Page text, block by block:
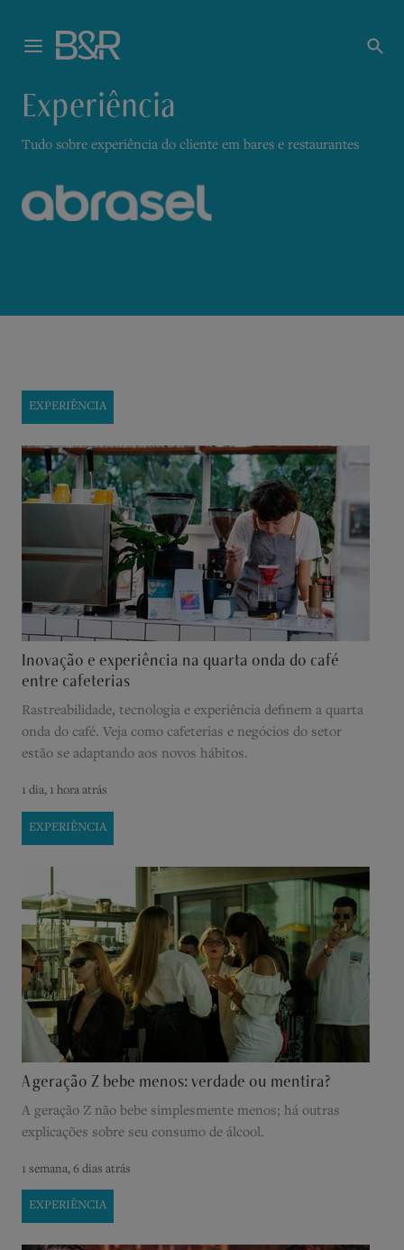
Experiência
Tudo sobre experiência do cliente em bares e restaurantes
EXPERIÊNCIA
Inovação e experiência na quarta onda do café
entre cafeterias
Rastreabilidade, tecnologia e experiência definem a quarta
onda do café. Veja como cafeterias e negócios do setor
estão se adaptando aos novos hábitos.
1 dia, 1 hora atrás
EXPERIÊNCIA
A geração Z bebe menos: verdade ou mentira?
A geração Z não bebe simplesmente menos; há outras
explicações sobre seu consumo de álcool.
1 semana, 6 dias atrás
EXPERIÊNCIA